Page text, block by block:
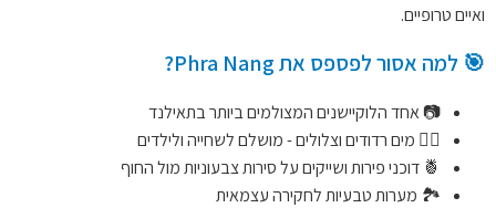
ואיים טרופיים.
🎯 למה אסור לפספס את Phra Nang?
📷 אחד הלוקיישנים המצולמים ביותר בתאילנד
🏊‍♀️ מים רדודים וצלולים - מושלם לשחייה ולילדים
🍍 דוכני פירות ושייקים על סירות צבעוניות מול החוף
🏞️ מערות טבעיות לחקירה עצמאית